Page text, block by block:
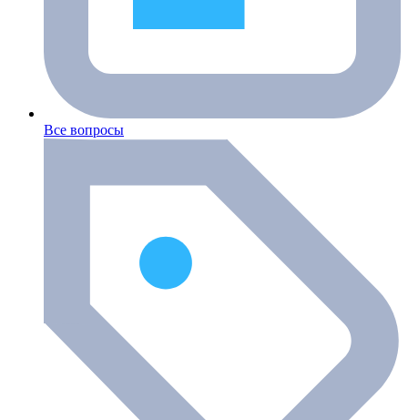
Все вопросы